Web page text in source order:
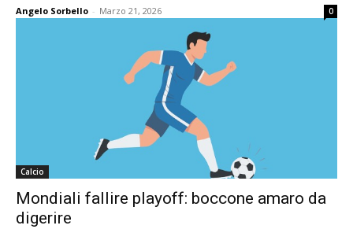
Angelo Sorbello - Marzo 21, 2026 0
Calcio
Mondiali fallire playoff: boccone amaro da
digerire